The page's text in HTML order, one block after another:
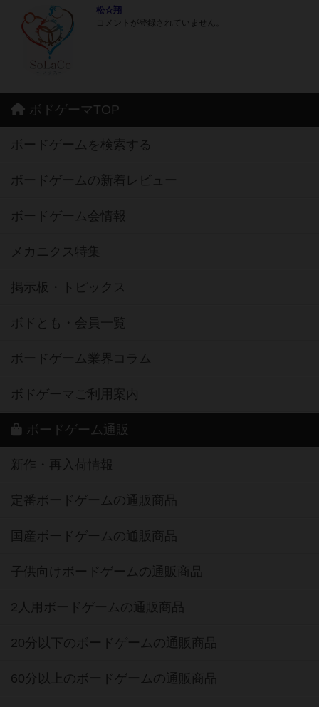
松☆翔
コメントが登録されていません。
ボドゲーマTOP
ボードゲームを検索する
ボードゲームの新着レビュー
ボードゲーム会情報
メカニクス特集
掲示板・トピックス
ボドとも・会員一覧
ボードゲーム業界コラム
ボドゲーマご利用案内
ボードゲーム通販
新作・再入荷情報
定番ボードゲームの通販商品
国産ボードゲームの通販商品
子供向けボードゲームの通販商品
2人用ボードゲームの通販商品
20分以下のボードゲームの通販商品
60分以上のボードゲームの通販商品